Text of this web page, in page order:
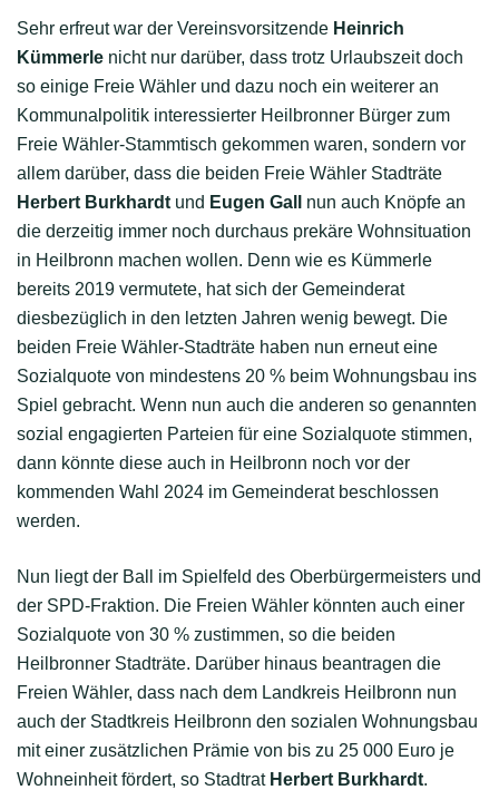
Sehr erfreut war der Vereinsvorsitzende Heinrich
Kümmerle nicht nur darüber, dass trotz Urlaubszeit doch
so einige Freie Wähler und dazu noch ein weiterer an
Kommunalpolitik interessierter Heilbronner Bürger zum
Freie Wähler-Stammtisch gekommen waren, sondern vor
allem darüber, dass die beiden Freie Wähler Stadträte
Herbert Burkhardt und Eugen Gall
nun auch Knöpfe an
die derzeitig immer noch durchaus prekäre Wohnsituation
in Heilbronn machen wollen. Denn wie es Kümmerle
bereits 2019 vermutete, hat sich der Gemeinderat
diesbezüglich in den letzten Jahren wenig bewegt. Die
beiden Freie Wähler-Stadträte haben nun erneut eine
Sozialquote von mindestens 20 % beim Wohnungsbau ins
Spiel gebracht. Wenn nun auch die anderen so genannten
sozial engagierten Parteien für eine Sozialquote stimmen,
dann könnte diese auch in Heilbronn noch vor der
kommenden Wahl 2024 im Gemeinderat beschlossen
werden.
Nun liegt der Ball im Spielfeld des Oberbürgermeisters und
der SPD-Fraktion. Die Freien Wähler könnten auch einer
Sozialquote von 30 % zustimmen, so die beiden
Heilbronner Stadträte. Darüber hinaus beantragen die
Freien Wähler, dass nach dem Landkreis Heilbronn nun
auch der Stadtkreis Heilbronn den sozialen Wohnungsbau
mit einer zusätzlichen Prämie von bis zu 25 000 Euro je
Wohneinheit fördert, so Stadtrat Herbert Burkhardt.